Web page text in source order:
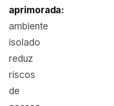
aprimorada:
ambiente
isolado
reduz
riscos
de